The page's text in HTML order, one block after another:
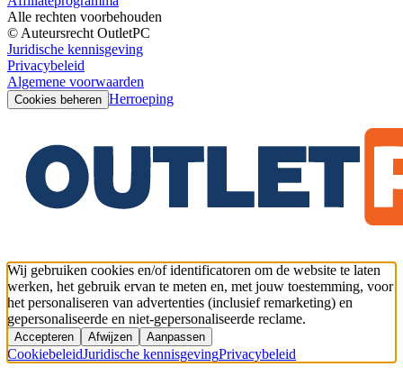
Alle rechten voorbehouden
© Auteursrecht OutletPC
Juridische kennisgeving
Privacybeleid
Algemene voorwaarden
Cookies beheren Herroeping
Wij gebruiken cookies en/of identificatoren om de website te laten
werken, het gebruik ervan te meten en, met jouw toestemming, voor
het personaliseren van advertenties (inclusief remarketing) en
gepersonaliseerde en niet-gepersonaliseerde reclame.
Accepteren Afwijzen Aanpassen
CookiebeleidJuridische kennisgevingPrivacybeleid